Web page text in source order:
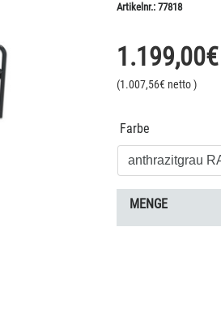
Artikelnr.: 77818
1.199,00€
(1.007,56€ netto)
Farbe
MENGE